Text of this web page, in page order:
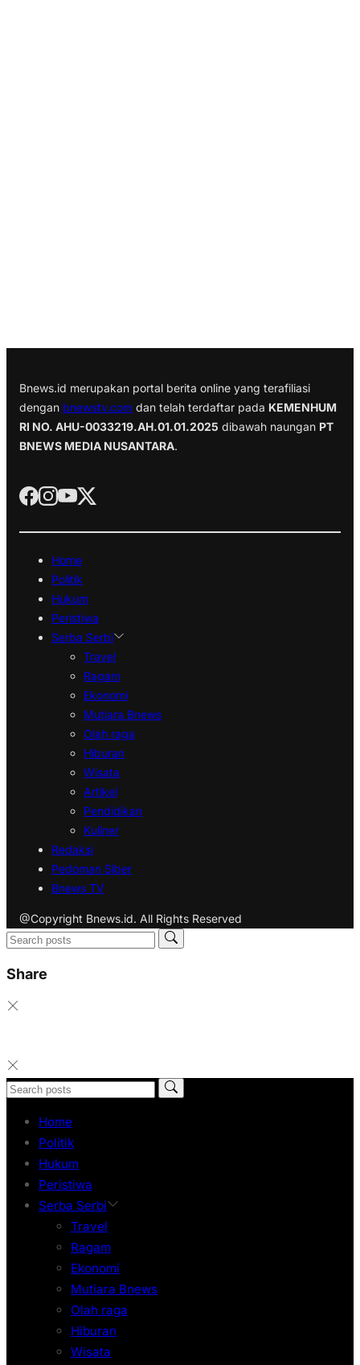
Bnews.id merupakan portal berita online yang terafiliasi
dengan bnewstv.com dan telah terdaftar pada KEMENHUM
RI NO. AHU-0033219.AH.01.01.2025 dibawah naungan PT
BNEWS MEDIA NUSANTARA.
Home
Politik
Hukum
Peristiwa
Serba Serbi
Travel
Ragam
Ekonomi
Mutiara Bnews
Olah raga
Hiburan
Wisata
Artikel
Pendidikan
Kuliner
Redaksi
Pedoman Siber
Bnews TV
@Copyright Bnews.id. All Rights Reserved
Share
Home
Politik
Hukum
Peristiwa
Serba Serbi
Travel
Ragam
Ekonomi
Mutiara Bnews
Olah raga
Hiburan
Wisata